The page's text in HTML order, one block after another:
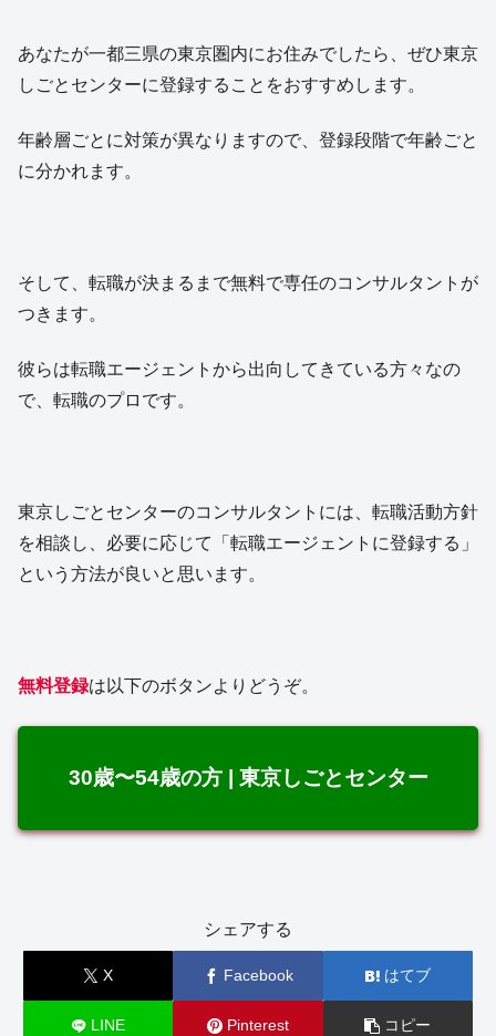
あなたが一都三県の東京圏内にお住みでしたら、ぜひ東京
しごとセンターに登録することをおすすめします。
年齢層ごとに対策が異なりますので、登録段階で年齢ごと
に分かれます。
そして、転職が決まるまで無料で専任のコンサルタントが
つきます。
彼らは転職エージェントから出向してきている方々なの
で、転職のプロです。
東京しごとセンターのコンサルタントには、転職活動方針
を相談し、必要に応じて「転職エージェントに登録する」
という方法が良いと思います。
無料登録は以下のボタンよりどうぞ。
30歳〜54歳の方 | 東京しごとセンター
シェアする
X Facebook はてブ
LINE Pinterest コピー